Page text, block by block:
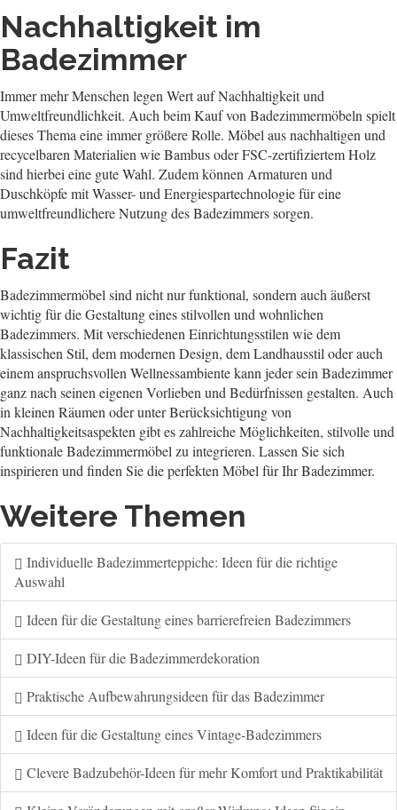
Nachhaltigkeit im
Badezimmer
Immer mehr Menschen legen Wert auf Nachhaltigkeit und
Umweltfreundlichkeit. Auch beim Kauf von Badezimmermöbeln spielt
dieses Thema eine immer größere Rolle. Möbel aus nachhaltigen und
recycelbaren Materialien wie Bambus oder FSC-zertifiziertem Holz
sind hierbei eine gute Wahl. Zudem können Armaturen und
Duschköpfe mit Wasser- und Energiespartechnologie für eine
umweltfreundlichere Nutzung des Badezimmers sorgen.
Fazit
Badezimmermöbel sind nicht nur funktional, sondern auch äußerst
wichtig für die Gestaltung eines stilvollen und wohnlichen
Badezimmers. Mit verschiedenen Einrichtungsstilen wie dem
klassischen Stil, dem modernen Design, dem Landhausstil oder auch
einem anspruchsvollen Wellnessambiente kann jeder sein Badezimmer
ganz nach seinen eigenen Vorlieben und Bedürfnissen gestalten. Auch
in kleinen Räumen oder unter Berücksichtigung von
Nachhaltigkeitsaspekten gibt es zahlreiche Möglichkeiten, stilvolle und
funktionale Badezimmermöbel zu integrieren. Lassen Sie sich
inspirieren und finden Sie die perfekten Möbel für Ihr Badezimmer.
Weitere Themen
Individuelle Badezimmerteppiche: Ideen für die richtige
Auswahl
Ideen für die Gestaltung eines barrierefreien Badezimmers
DIY-Ideen für die Badezimmerdekoration
Praktische Aufbewahrungsideen für das Badezimmer
Ideen für die Gestaltung eines Vintage-Badezimmers
Clevere Badzubehör-Ideen für mehr Komfort und Praktikabilität